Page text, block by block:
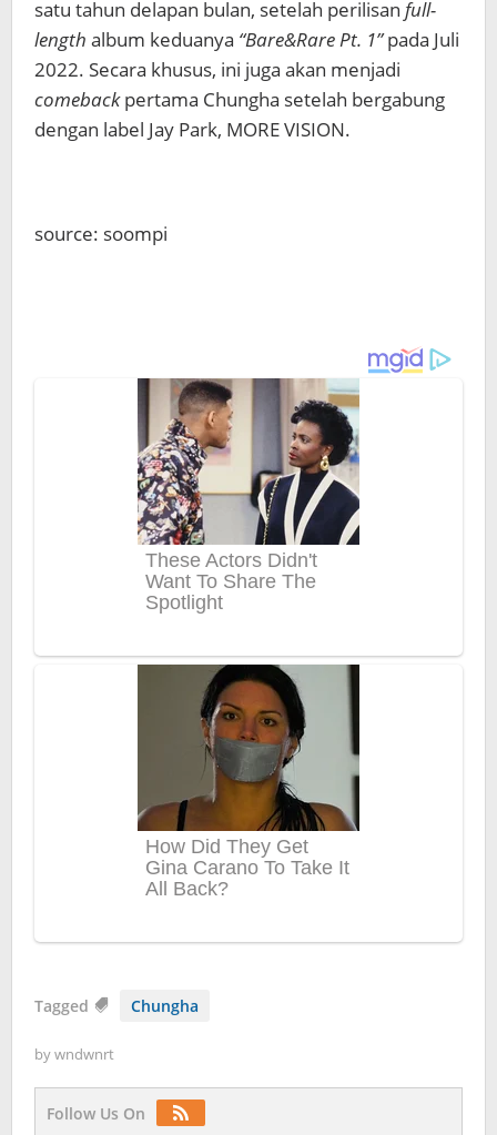
satu tahun delapan bulan, setelah perilisan full-
length album keduanya “Bare&Rare Pt. 1”pada Juli
2022. Secara khusus, ini juga akan menjadi
comebackpertama Chungha setelah bergabung
dengan label Jay Park, MORE VISION.
source: soompi
Tagged Chungha
bywndwnrt
Follow Us On